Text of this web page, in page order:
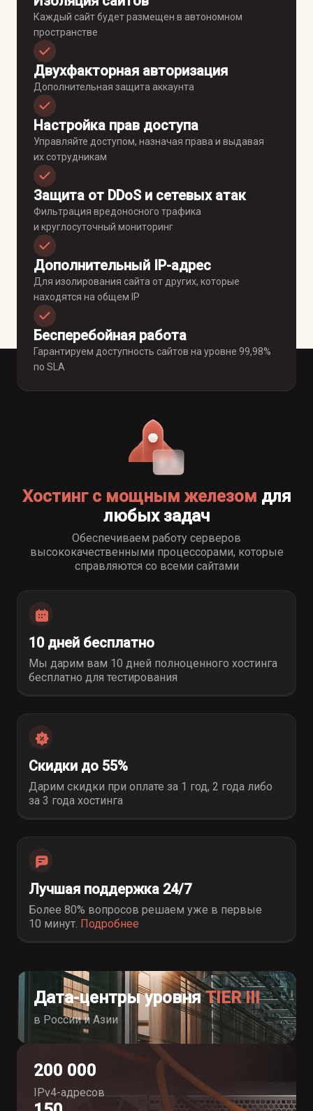
Каждый сайт будет размещен в автономном
пространстве
Двухфакторная авторизация
Дополнительная защита аккаунта
Настройка прав доступа
Управляйте доступом, назначая права и выдавая
их сотрудникам
Защита от DDoS и сетевых атак
Фильтрация вредоносного трафика
и круглосуточный мониторинг
Дополнительный IP-адрес
Для изолирования сайта от других, которые
находятся на общем IP
Бесперебойная работа
Гарантируем доступность сайтов на уровне 99,98%
по SLA
Хостинг с мощным железом для
любых задач
Обеспечиваем работу серверов
высококачественными процессорами, которые
справляются со всеми сайтами
10 дней бесплатно
Мы дарим вам 10 дней полноценного хостинга
бесплатно для тестирования
Скидки до 55%
Дарим скидки при оплате за 1 год, 2 года либо
за 3 года хостинга
Лучшая поддержка 24/7
Более 80% вопросов решаем уже в первые
10 минут. Подробнее
Дата-центры уровняTIER III
в России и Азии
200 000
IPv4-адресов